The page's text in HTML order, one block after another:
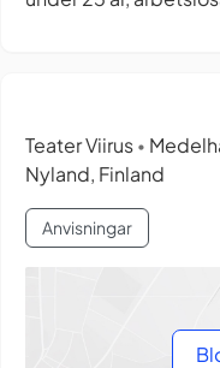
Teater Viirus •
Nyland, Finland
Anvisningar